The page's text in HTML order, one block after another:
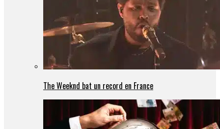
The Weeknd bat un record en France